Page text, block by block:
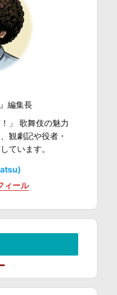
編集長
」 歌舞伎の魅力
観劇記や役者・
ています。
ィール